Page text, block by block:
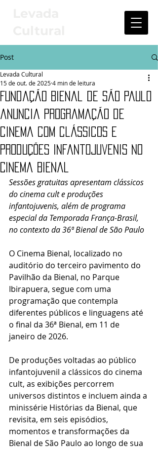
Post
Fundação Bienal de São Paulo
anuncia programação de
cinema com clássicos e
produções infantojuvenis no
Cinema Bienal
Levada Cultural
15 de out. de 20254 min de leitura
Sessões gratuitas apresentam clássicos
do cinema cult e produções
infantojuvenis, além de programa
especial da Temporada França-Brasil,
no contexto da 36ª Bienal de São Paulo
O Cinema Bienal, localizado no
auditório do terceiro pavimento do
Pavilhão da Bienal, no Parque
Ibirapuera, segue com uma
programação que contempla
diferentes públicos e linguagens até
o final da 36ª Bienal, em 11 de
janeiro de 2026.
De produções voltadas ao público
infantojuvenil a clássicos do cinema
cult, as exibições percorrem
universos distintos e incluem ainda a
minissérie Histórias da Bienal, que
revisita, em seis episódios,
momentos e transformações da
Bienal de São Paulo ao longo de sua